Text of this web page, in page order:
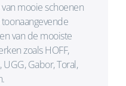
mooie schoenen
van de mooiste
zoals HOFF,
Gabor, Toral,